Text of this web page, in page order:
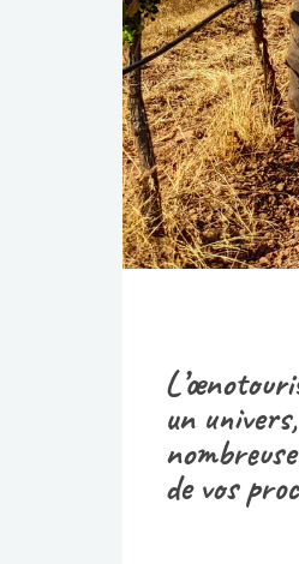
un
de vos